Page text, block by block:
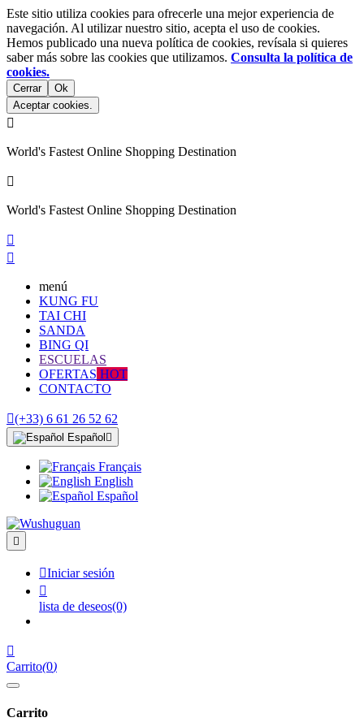
Este sitio utiliza cookies para ofrecerle una mejor experiencia de
navegación. Al utilizar nuestro sitio, acepta el uso de cookies.
Hemos publicado una nueva política de cookies, revísala si quieres
saber más sobre las cookies que utilizamos. Consulta la política de
cookies.
Cerrar
Ok
Aceptar cookies.

World's Fastest Online Shopping Destination

World's Fastest Online Shopping Destination


menú
KUNG FU
TAI CHI
SANDA
BING QI
ESCUELAS
OFERTAS HOT
CONTACTO
(+33) 6 61 26 52 62
Español 
Français
English
Español

Iniciar sesión

lista de deseos(0)

Carrito(0)
Carrito